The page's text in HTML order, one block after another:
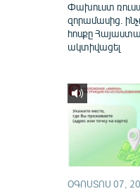
Փախուստ
զորամասից.
հոսքը
ակտիվացել
ՕԳՈՍՏՈՍ 07,